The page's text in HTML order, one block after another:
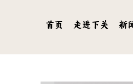
首页 走进下关 新